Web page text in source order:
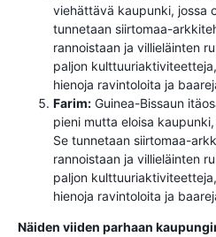
viehättävä kaupunki, jossa
tunnetaan siirtomaa-
rannoistaan ​​ja villieläinten
paljon
hienoja ravintoloita ja
Farim: Guinea-Bissaun
pieni mutta eloisa
Se tunnetaan siirtomaa-
rannoistaan ​​ja villieläinten
paljon
hienoja ravintoloita ja
Näiden viiden parhaan